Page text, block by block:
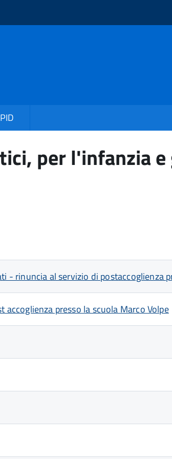
per l'infanzia
rinuncia al servizio di postaccoglienza
presso la scuola Marco Volpe